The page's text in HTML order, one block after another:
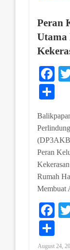
Peran
Peran
Rumah
Membuat
Posted On
August 24,